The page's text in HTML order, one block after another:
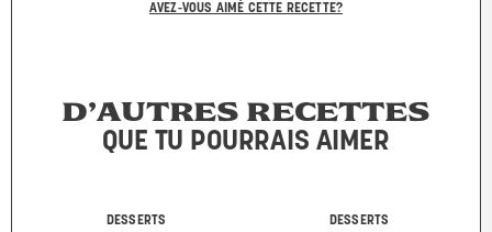
AVEZ-VOUS AIMÉ CETTE RECETTE?
D’AUTRES RECETTES
QUE TU POURRAIS AIMER
DESSERTS DESSERTS